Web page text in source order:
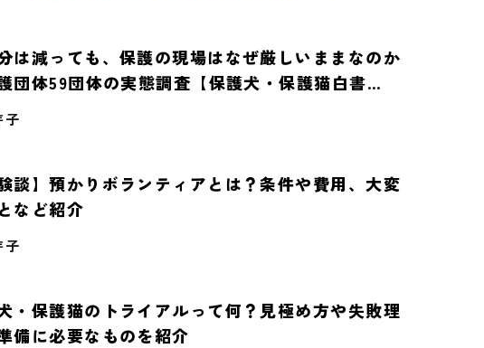
は減っても、保護の現場はなぜ厳しいままなのか
団体59団体の実態調査【保護犬・保護猫白書
子
験談】預かりボランティアとは？条件や費用、大変
など紹介
子
・保護猫のトライアルって何？見極め方や失敗理
備に必要なものを紹介